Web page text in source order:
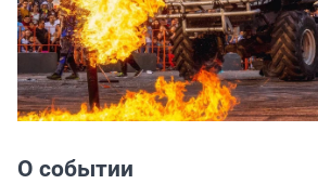
О событии